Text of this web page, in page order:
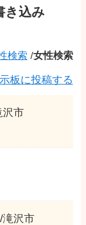
き込み
検索 /女性検索
板に投稿する
沢市
滝沢市